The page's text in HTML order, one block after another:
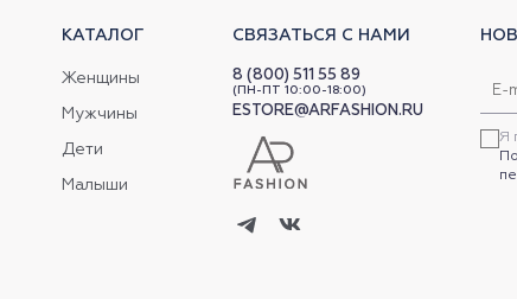
КАТАЛОГ
Женщины
Мужчины
Дети
Малыши
СВЯЗАТЬСЯ С НАМИ
8 (800) 511 55 89
(ПН-ПТ 10:00-18:00)
ESTORE@ARFASHION.RU
Я